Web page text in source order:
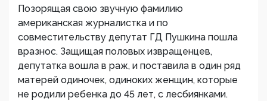
Позорящая свою звучную фамилию
американская журналистка и по
совместительству депутат ГД Пушкина пошла
вразнос. Защищая половых извращенцев,
депутатка вошла в раж, и поставила в один ряд
матерей одиночек, одиноких женщин, которые
не родили ребенка до 45 лет, с лесбиянками.